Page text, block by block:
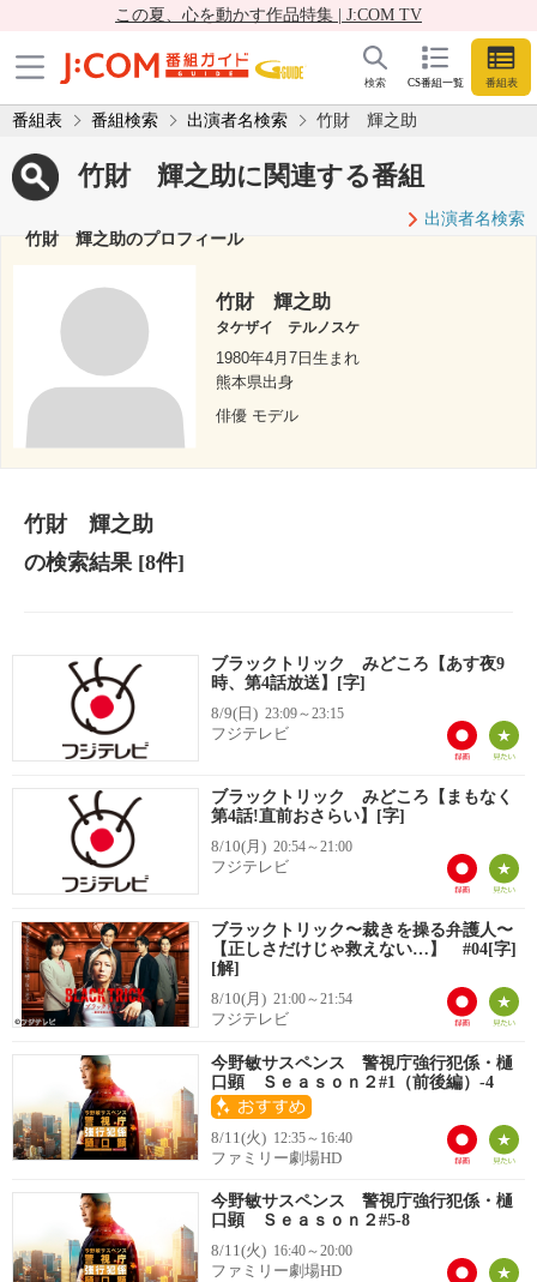
この夏、心を動かす作品特集 | J:COM TV
CS番組一覧 番組表
検索
番組表 番組検索 出演者名検索 竹財 輝之助
竹財 輝之助に関連する番組
出演者名検索
竹財 輝之助のプロフィール
竹財 輝之助
タケザイ テルノスケ
1980年4月7日生まれ
熊本県出身
俳優 モデル
竹財 輝之助
の検索結果[8件]
ブラックトリック みどころ【あす夜9
時、第4話放送】[字]
8/9(日) 23:09～23:15
フジテレビ
ブラックトリック みどころ【まもなく
第4話!直前おさらい】[字]
8/10(月) 20:54～21:00
フジテレビ
ブラックトリック〜裁きを操る弁護人〜
【正しさだけじゃ救えない…】 #04[字]
[解]
8/10(月) 21:00～21:54
フジテレビ
今野敏サスペンス 警視庁強行犯係・樋
口顕 Ｓｅａｓｏｎ２#1（前後編）-4
8/11(火) 12:35～16:40
ファミリー劇場HD
今野敏サスペンス 警視庁強行犯係・樋
口顕 Ｓｅａｓｏｎ２#5-8
8/11(火) 16:40～20:00
ファミリー劇場HD